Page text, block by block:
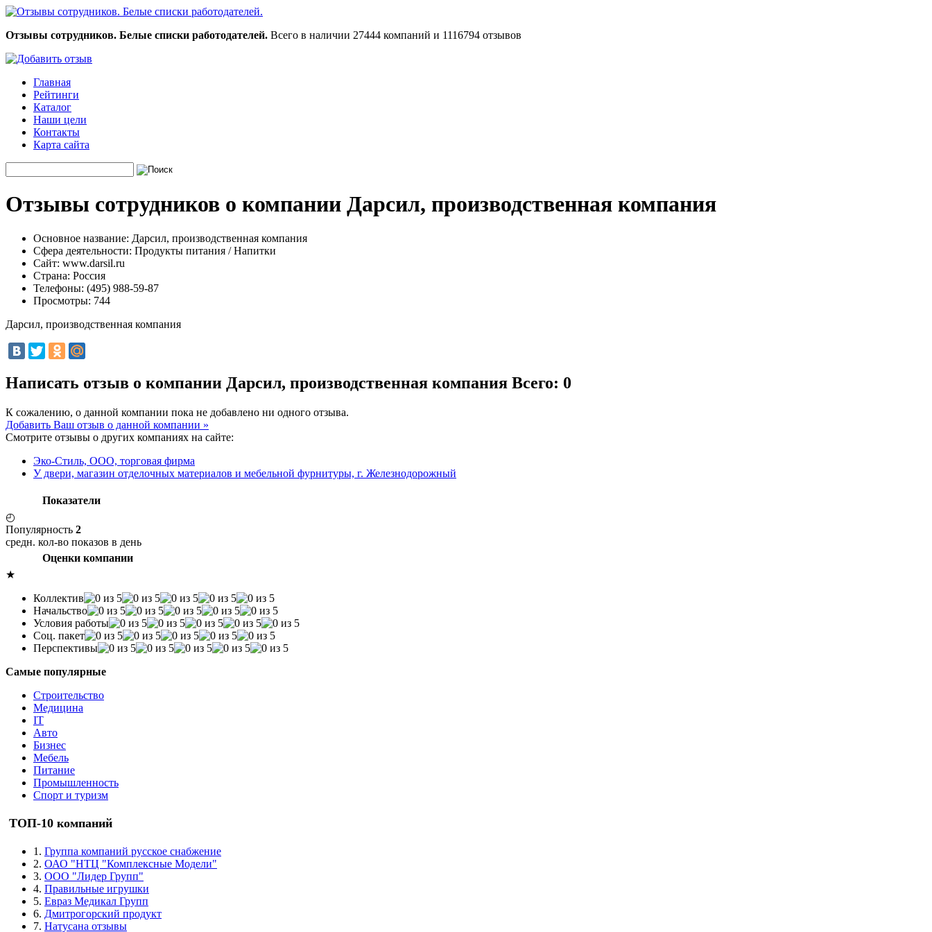
Отзывы сотрудников. Белые списки работодателей. Всего в наличии 27444 компаний и 1116794 отзывов
Главная
Рейтинги
Каталог
Наши цели
Контакты
Карта сайта
Отзывы сотрудников о компании Дарсил, производственная компания
Основное название: Дарсил, производственная компания
Сфера деятельности: Продукты питания / Напитки
Сайт: www.darsil.ru
Страна: Россия
Телефоны: (495) 988-59-87
Просмотры: 744
Дарсил, производственная компания
Написать отзыв о компании Дарсил, производственная компания Всего: 0
К сожалению, о данной компании пока не добавлено ни одного отзыва.
Добавить Ваш отзыв о данной компании »
Смотрите отзывы о других компаниях на сайте:
Эко-Стиль, ООО, торговая фирма
У двери, магазин отделочных материалов и мебельной фурнитуры, г. Железнодорожный
Показатели
◴
Популярность 2
средн. кол-во показов в день
Оценки компании
★
Коллектив
Начальство
Условия работы
Соц. пакет
Перспективы
Самые популярные
Строительство
Медицина
IT
Авто
Бизнес
Мебель
Питание
Промышленность
Спорт и туризм
ТОП-10 компаний
1. Группа компаний русское снабжение
2. ОАО "НТЦ "Комплексные Модели"
3. ООО "Лидер Групп"
4. Правильные игрушки
5. Евраз Медикал Групп
6. Дмитрогорский продукт
7. Натусана отзывы